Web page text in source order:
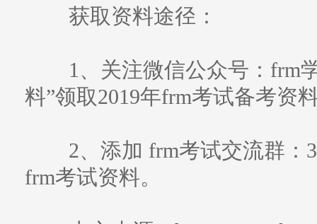
获取资料途径：
1、关注微信公众号：frm
料”领取2019年frm考试备考资
2、添加 frm考试交流群：
frm考试资料。